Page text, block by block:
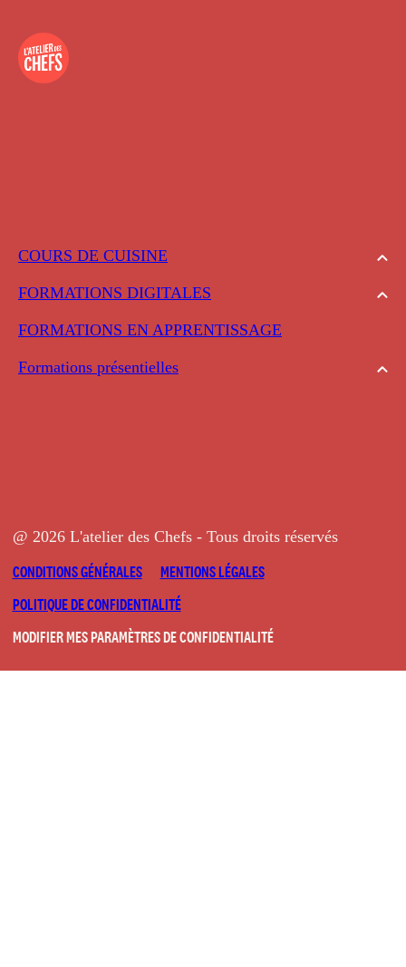
COURS DE CUISINE
FORMATIONS DIGITALES
FORMATIONS EN APPRENTISSAGE
Formations présentielles
@ 2026 L'atelier des Chefs - Tous droits réservés
CONDITIONS GÉNÉRALES
MENTIONS LÉGALES
POLITIQUE DE CONFIDENTIALITÉ
MODIFIER MES PARAMÈTRES DE CONFIDENTIALITÉ